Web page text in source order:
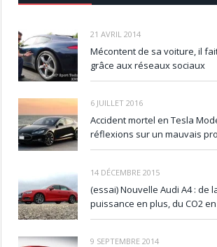
21 AVRIL 2014
Mécontent de sa voiture, il
grâce aux réseaux sociaux
6 JUILLET 2016
Accident mortel en Tesla
réflexions sur un mauvais
14 DÉCEMBRE 2015
(essai) Nouvelle Audi A4 : de
puissance en plus, du CO2
9 SEPTEMBRE 2014